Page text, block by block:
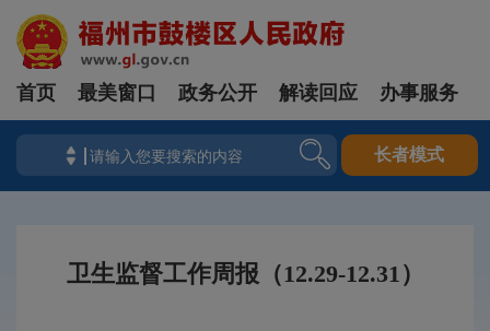
首页 最美窗口 政务公开 解读回应 办事服务
长者模式
卫生监督工作周报（12.29-12.31）